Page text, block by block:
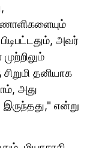
அவர்
தனியாக
அது
என்று